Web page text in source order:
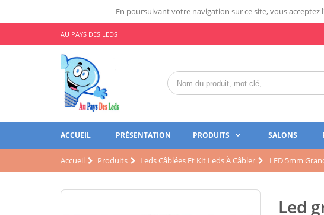
En poursuivant votre navigation sur ce site, vous
AU PAYS DES LEDS
ACCUEIL PRÉSENTATION PRODUITS SALONS
Accueil Produits Leds Câblées Et Kit Leds À Câbler LED 5mm
Led